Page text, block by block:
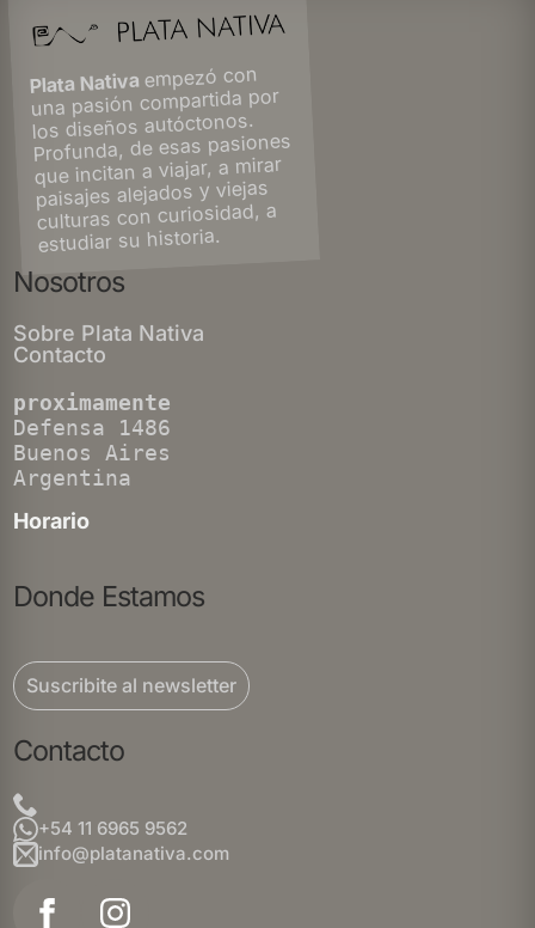
Plata Nativaempezó con
una pasión compartida por
los diseños autóctonos.
Profunda, de esas pasiones
que incitan a viajar, a mirar
paisajes alejados y viejas
culturas con curiosidad, a
estudiar su historia.
Nosotros
Sobre Plata Nativa
Contacto
proximamente
Defensa 1486
Buenos Aires
Argentina
Horario
Donde Estamos
Suscribite al newsletter
Contacto
+54 11 6965 9562
info@platanativa.com